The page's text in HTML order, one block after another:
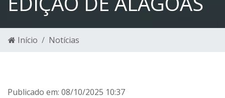
Início Notícias
Publicado em: 08/10/2025 10:37